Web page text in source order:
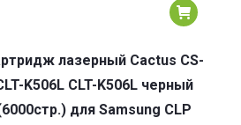
лазерный Cactus CS-
K506L CLT-K506L черный
для Samsung CLP